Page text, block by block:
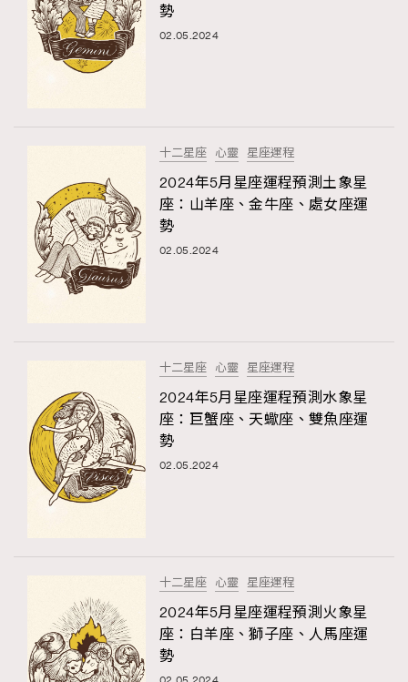
勢
02.05.2024
十二星座 心靈 星座運程
2024年5月星座運程預測土象星
座：山羊座、金牛座、處女座運
勢
02.05.2024
十二星座 心靈 星座運程
2024年5月星座運程預測水象星
座：巨蟹座、天蠍座、雙魚座運
勢
02.05.2024
十二星座 心靈 星座運程
2024年5月星座運程預測火象星
座：白羊座、獅子座、人馬座運
勢